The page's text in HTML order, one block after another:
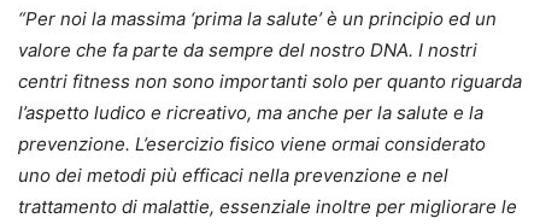
“Per noi la massima ‘prima la salute’ è un principio ed un
valore che fa parte da sempre del nostro DNA. I nostri
centri fitness non sono importanti solo per quanto riguarda
l’aspetto ludico e ricreativo, ma anche per la salute e la
prevenzione. L’esercizio fisico viene ormai considerato
uno dei metodi più efficaci nella prevenzione e nel
trattamento di malattie, essenziale inoltre per migliorare le